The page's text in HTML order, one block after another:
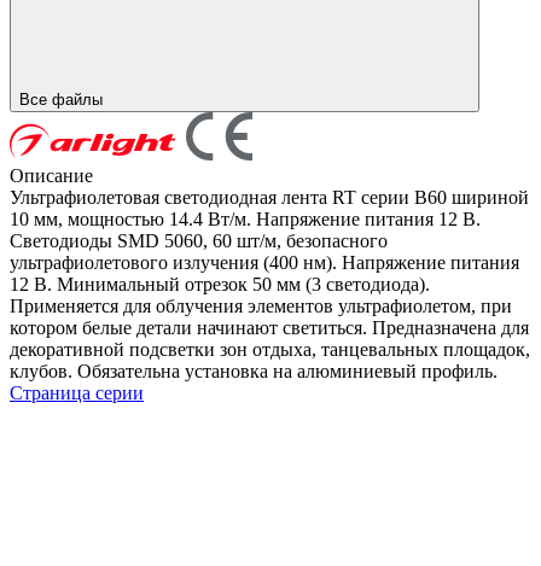
Все файлы
Описание
Ультрафиолетовая светодиодная лента RT серии B60 шириной
10 мм, мощностью 14.4 Вт/м. Напряжение питания 12 В.
Светодиоды SMD 5060, 60 шт/м, безопасного
ультрафиолетового излучения (400 нм). Напряжение питания
12 В. Минимальный отрезок 50 мм (3 светодиода).
Применяется для облучения элементов ультрафиолетом, при
котором белые детали начинают светиться. Предназначена для
декоративной подсветки зон отдыха, танцевальных площадок,
клубов. Обязательна установка на алюминиевый профиль.
Страница серии